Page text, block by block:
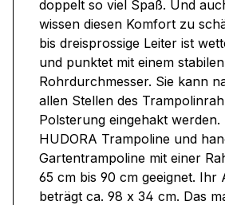
doppelt so viel Spaß. Und
wissen diesen Komfort zu
bis dreisprossige Leiter ist
und punktet mit einem stabilen
Rohrdurchmesser. Sie kann
allen Stellen des
Polsterung eingehakt werden.
HUDORA Trampoline und
Gartentrampoline mit einer
65 cm bis 90 cm geeignet. Ihr
beträgt ca. 98 x 34 cm. Das